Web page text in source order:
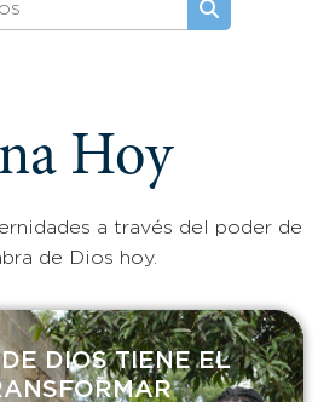
Hoy
a través del poder de
de Dios hoy.
DIOS TIENE EL